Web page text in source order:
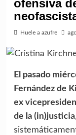
ofensiva
Huele a azufre
El pasado
Fernández de
ex
de la (in)justicia